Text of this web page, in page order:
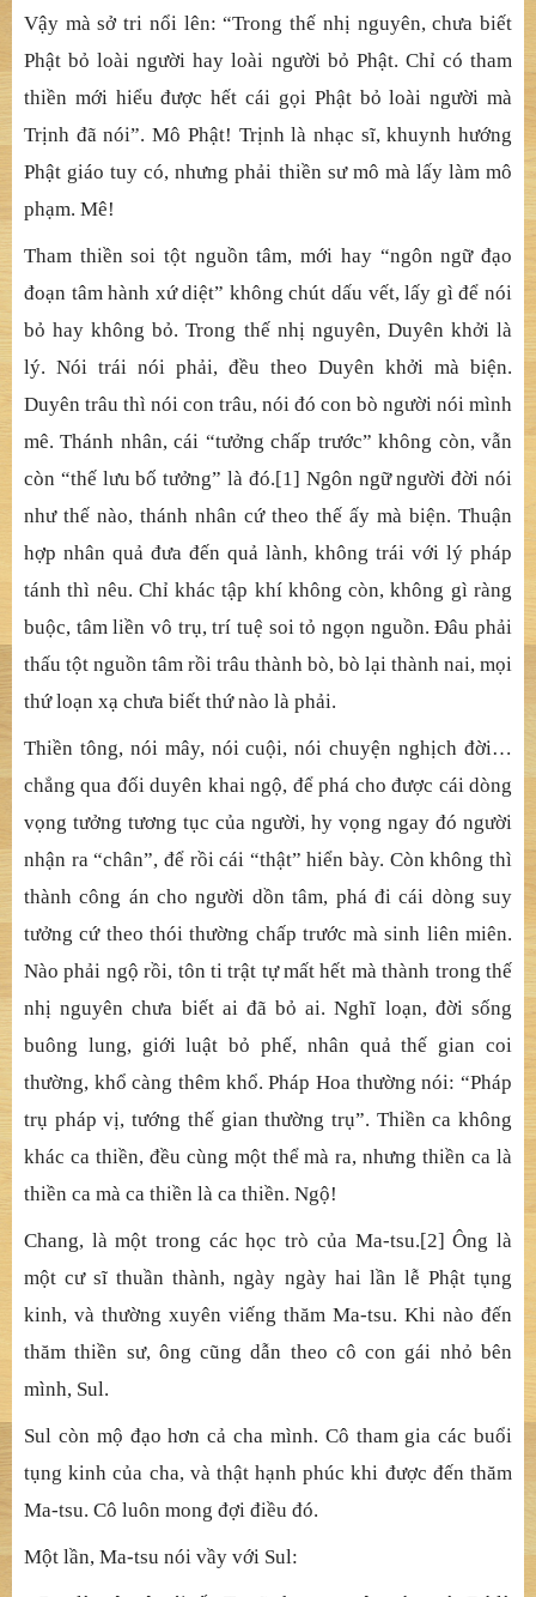
đó với tựa “Thiền ca” …
Ta-bà đau khổ si mê, rên rỉ đổ thừa là chuyện thường tình.
Thiền ca sáng ngần, nguồn tâm soi tỏ đường đi lối về.
Phật đó muôn đời, có lên thiên đường hay xuống địa ngục
thì Phật vẫn đó, có lìa đi đâu mà nói Phật bỏ. Chỉ tại
chúng sinh vô minh, bất giác nhất thời, tham ái theo đó
mà quên, quên đó rồi xa… nào phải Phật bỏ loài người.
Vậy mà sở tri nổi lên: “Trong thế nhị nguyên, chưa biết
Phật bỏ loài người hay loài người bỏ Phật. Chỉ có tham
thiền mới hiểu được hết cái gọi Phật bỏ loài người mà
Trịnh đã nói”. Mô Phật! Trịnh là nhạc sĩ, khuynh hướng
Phật giáo tuy có, nhưng phải thiền sư mô mà lấy làm mô
phạm. Mê!
Tham thiền soi tột nguồn tâm, mới hay “ngôn ngữ đạo
đoạn tâm hành xứ diệt” không chút dấu vết, lấy gì để nói
bỏ hay không bỏ. Trong thế nhị nguyên, Duyên khởi là
lý. Nói trái nói phải, đều theo Duyên khởi mà biện.
Duyên trâu thì nói con trâu, nói đó con bò người nói mình
mê. Thánh nhân, cái “tưởng chấp trước” không còn, vẫn
còn “thế lưu bố tưởng” là đó.[1] Ngôn ngữ người đời nói
như thế nào, thánh nhân cứ theo thế ấy mà biện. Thuận
hợp nhân quả đưa đến quả lành, không trái với lý pháp
tánh thì nêu. Chỉ khác tập khí không còn, không gì ràng
buộc, tâm liền vô trụ, trí tuệ soi tỏ ngọn nguồn. Đâu phải
thấu tột nguồn tâm rồi trâu thành bò, bò lại thành nai, mọi
thứ loạn xạ chưa biết thứ nào là phải.
Thiền tông, nói mây, nói cuội, nói chuyện nghịch đời…
chẳng qua đối duyên khai ngộ, để phá cho được cái dòng
vọng tưởng tương tục của người, hy vọng ngay đó người
nhận ra “chân”, để rồi cái “thật” hiển bày. Còn không thì
thành công án cho người dồn tâm, phá đi cái dòng suy
tưởng cứ theo thói thường chấp trước mà sinh liên miên.
Nào phải ngộ rồi, tôn ti trật tự mất hết mà thành trong thế
nhị nguyên chưa biết ai đã bỏ ai. Nghĩ loạn, đời sống
buông lung, giới luật bỏ phế, nhân quả thế gian coi
thường, khổ càng thêm khổ. Pháp Hoa thường nói: “Pháp
trụ pháp vị, tướng thế gian thường trụ”. Thiền ca không
thiền ca mà ca thiền là ca thiền. Ngộ!
Chang, là một trong các học trò của Ma-tsu.[2] Ông là
kinh, và thường xuyên viếng thăm Ma-tsu. Khi nào đến